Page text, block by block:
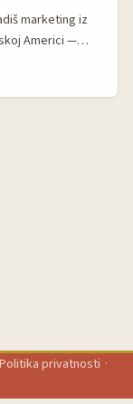
mediji kao
— to su
marketing iz
Americi —
mreže kao
Politika privatnosti ·